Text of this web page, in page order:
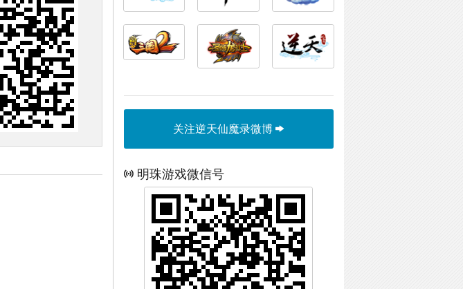
关注逆天仙魔录微博
明珠游戏微信号